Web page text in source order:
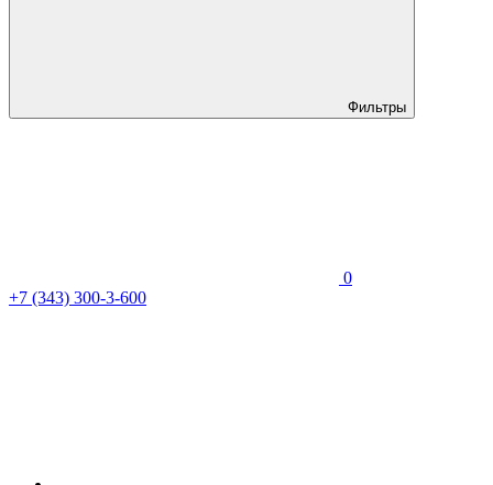
Фильтры
0
+7 (343) 300-3-600